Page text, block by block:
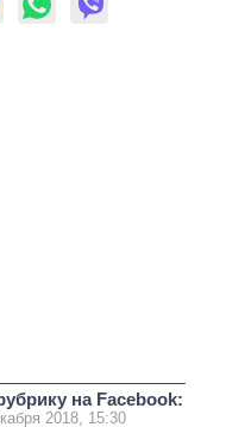
на Facebook:
2018, 15:30